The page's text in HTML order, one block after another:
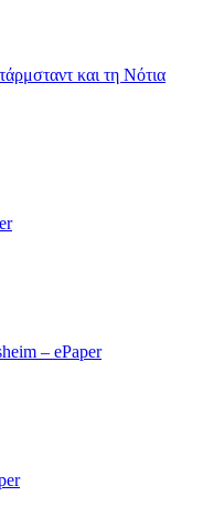
και τη Νότια
– ePaper